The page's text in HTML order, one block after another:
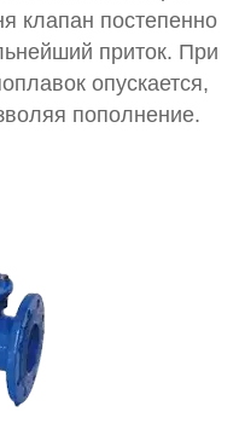
клапан постепенно
приток. При
опускается,
пополнение.